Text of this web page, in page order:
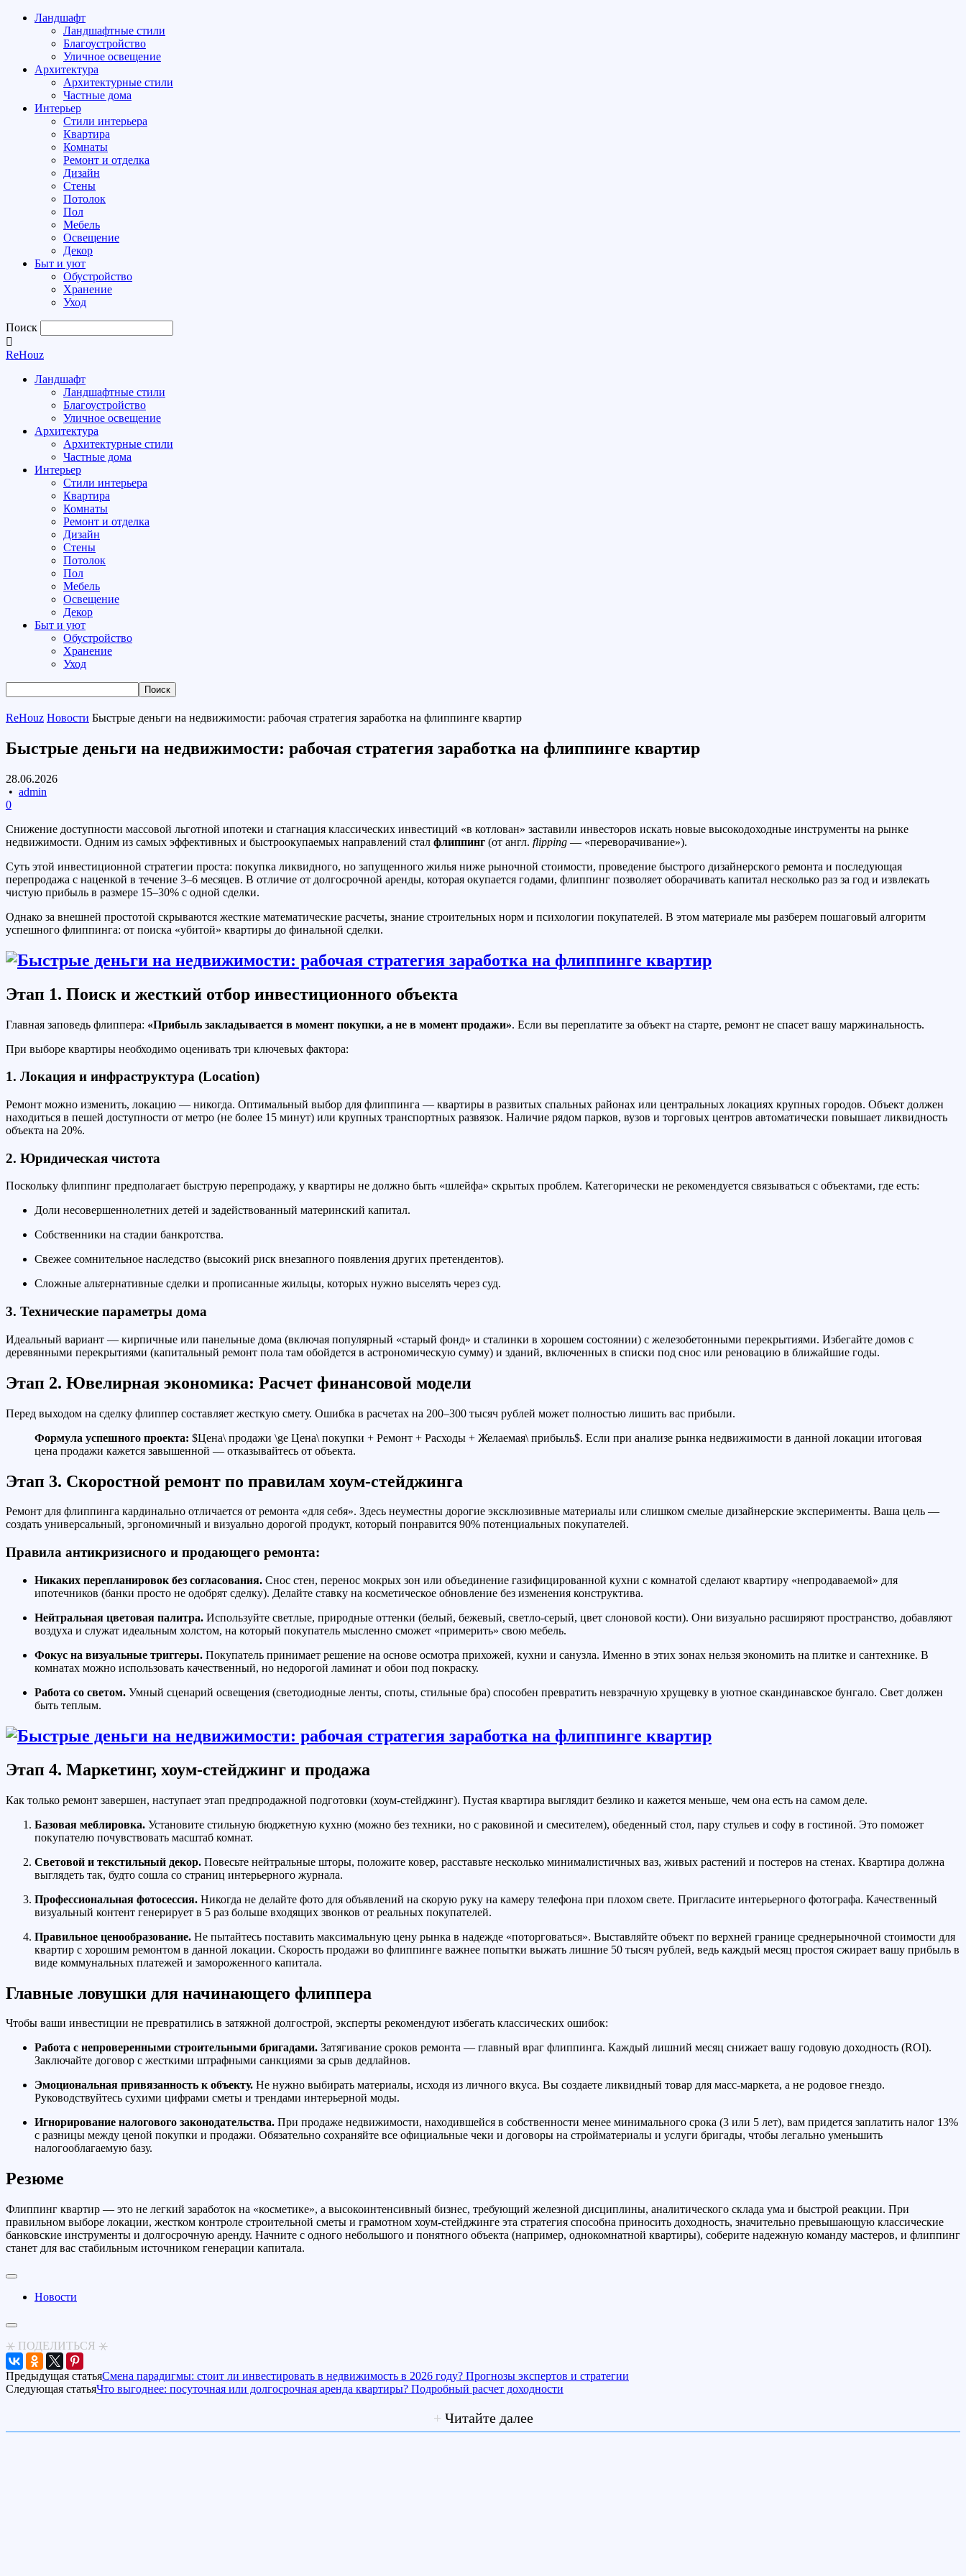
Ландшафт
Ландшафтные стили
Благоустройство
Уличное освещение
Архитектура
Архитектурные стили
Частные дома
Интерьер
Стили интерьера
Квартира
Комнаты
Ремонт и отделка
Дизайн
Стены
Потолок
Пол
Мебель
Освещение
Декор
Быт и уют
Обустройство
Хранение
Уход
Поиск
ReHouz
Ландшафт
Ландшафтные стили
Благоустройство
Уличное освещение
Архитектура
Архитектурные стили
Частные дома
Интерьер
Стили интерьера
Квартира
Комнаты
Ремонт и отделка
Дизайн
Стены
Потолок
Пол
Мебель
Освещение
Декор
Быт и уют
Обустройство
Хранение
Уход
ReHouz Новости Быстрые деньги на недвижимости: рабочая стратегия заработка на флиппинге квартир
Быстрые деньги на недвижимости: рабочая стратегия заработка на флиппинге квартир
28.06.2026
• admin
0
Снижение доступности массовой льготной ипотеки и стагнация классических инвестиций «в котлован» заставили инвесторов искать новые высокодоходные инструменты на рынке
недвижимости. Одним из самых эффективных и быстроокупаемых направлений стал флиппинг (от англ. flipping — «переворачивание»).
Суть этой инвестиционной стратегии проста: покупка ликвидного, но запущенного жилья ниже рыночной стоимости, проведение быстрого дизайнерского ремонта и последующая
перепродажа с наценкой в течение 3–6 месяцев. В отличие от долгосрочной аренды, которая окупается годами, флиппинг позволяет оборачивать капитал несколько раз за год и извлекать
чистую прибыль в размере 15–30% с одной сделки.
Однако за внешней простотой скрываются жесткие математические расчеты, знание строительных норм и психологии покупателей. В этом материале мы разберем пошаговый алгоритм
успешного флиппинга: от поиска «убитой» квартиры до финальной сделки.
Этап 1. Поиск и жесткий отбор инвестиционного объекта
Главная заповедь флиппера: «Прибыль закладывается в момент покупки, а не в момент продажи». Если вы переплатите за объект на старте, ремонт не спасет вашу маржинальность.
При выборе квартиры необходимо оценивать три ключевых фактора:
1. Локация и инфраструктура (Location)
Ремонт можно изменить, локацию — никогда. Оптимальный выбор для флиппинга — квартиры в развитых спальных районах или центральных локациях крупных городов. Объект должен
находиться в пешей доступности от метро (не более 15 минут) или крупных транспортных развязок. Наличие рядом парков, вузов и торговых центров автоматически повышает ликвидность
объекта на 20%.
2. Юридическая чистота
Поскольку флиппинг предполагает быструю перепродажу, у квартиры не должно быть «шлейфа» скрытых проблем. Категорически не рекомендуется связываться с объектами, где есть:
Доли несовершеннолетних детей и задействованный материнский капитал.
Собственники на стадии банкротства.
Свежее сомнительное наследство (высокий риск внезапного появления других претендентов).
Сложные альтернативные сделки и прописанные жильцы, которых нужно выселять через суд.
3. Технические параметры дома
Идеальный вариант — кирпичные или панельные дома (включая популярный «старый фонд» и сталинки в хорошем состоянии) с железобетонными перекрытиями. Избегайте домов с
деревянными перекрытиями (капитальный ремонт пола там обойдется в астрономическую сумму) и зданий, включенных в списки под снос или реновацию в ближайшие годы.
Этап 2. Ювелирная экономика: Расчет финансовой модели
Перед выходом на сделку флиппер составляет жесткую смету. Ошибка в расчетах на 200–300 тысяч рублей может полностью лишить вас прибыли.
Формула успешного проекта: $Цена\ продажи \ge Цена\ покупки + Ремонт + Расходы + Желаемая\ прибыль$. Если при анализе рынка недвижимости в данной локации итоговая
цена продажи кажется завышенной — отказывайтесь от объекта.
Этап 3. Скоростной ремонт по правилам хоум-стейджинга
Ремонт для флиппинга кардинально отличается от ремонта «для себя». Здесь неуместны дорогие эксклюзивные материалы или слишком смелые дизайнерские эксперименты. Ваша цель —
создать универсальный, эргономичный и визуально дорогой продукт, который понравится 90% потенциальных покупателей.
Правила антикризисного и продающего ремонта:
Никаких перепланировок без согласования. Снос стен, перенос мокрых зон или объединение газифицированной кухни с комнатой сделают квартиру «непродаваемой» для
ипотечников (банки просто не одобрят сделку). Делайте ставку на косметическое обновление без изменения конструктива.
Нейтральная цветовая палитра. Используйте светлые, природные оттенки (белый, бежевый, светло-серый, цвет слоновой кости). Они визуально расширяют пространство, добавляют
воздуха и служат идеальным холстом, на который покупатель мысленно сможет «примерить» свою мебель.
Фокус на визуальные триггеры. Покупатель принимает решение на основе осмотра прихожей, кухни и санузла. Именно в этих зонах нельзя экономить на плитке и сантехнике. В
комнатах можно использовать качественный, но недорогой ламинат и обои под покраску.
Работа со светом. Умный сценарий освещения (светодиодные ленты, споты, стильные бра) способен превратить невзрачную хрущевку в уютное скандинавское бунгало. Свет должен
быть теплым.
Этап 4. Маркетинг, хоум-стейджинг и продажа
Как только ремонт завершен, наступает этап предпродажной подготовки (хоум-стейджинг). Пустая квартира выглядит безлико и кажется меньше, чем она есть на самом деле.
Базовая меблировка. Установите стильную бюджетную кухню (можно без техники, но с раковиной и смесителем), обеденный стол, пару стульев и софу в гостиной. Это поможет
покупателю почувствовать масштаб комнат.
Световой и текстильный декор. Повесьте нейтральные шторы, положите ковер, расставьте несколько минималистичных ваз, живых растений и постеров на стенах. Квартира должна
выглядеть так, будто сошла со страниц интерьерного журнала.
Профессиональная фотосессия. Никогда не делайте фото для объявлений на скорую руку на камеру телефона при плохом свете. Пригласите интерьерного фотографа. Качественный
визуальный контент генерирует в 5 раз больше входящих звонков от реальных покупателей.
Правильное ценообразование. Не пытайтесь поставить максимальную цену рынка в надежде «поторговаться». Выставляйте объект по верхней границе среднерыночной стоимости для
квартир с хорошим ремонтом в данной локации. Скорость продажи во флиппинге важнее попытки выжать лишние 50 тысяч рублей, ведь каждый месяц простоя сжирает вашу прибыль в
виде коммунальных платежей и замороженного капитала.
Главные ловушки для начинающего флиппера
Чтобы ваши инвестиции не превратились в затяжной долгострой, эксперты рекомендуют избегать классических ошибок:
Работа с непроверенными строительными бригадами. Затягивание сроков ремонта — главный враг флиппинга. Каждый лишний месяц снижает вашу годовую доходность (ROI).
Заключайте договор с жесткими штрафными санкциями за срыв дедлайнов.
Эмоциональная привязанность к объекту. Не нужно выбирать материалы, исходя из личного вкуса. Вы создаете ликвидный товар для масс-маркета, а не родовое гнездо.
Руководствуйтесь сухими цифрами сметы и трендами интерьерной моды.
Игнорирование налогового законодательства. При продаже недвижимости, находившейся в собственности менее минимального срока (3 или 5 лет), вам придется заплатить налог 13%
с разницы между ценой покупки и продажи. Обязательно сохраняйте все официальные чеки и договоры на стройматериалы и услуги бригады, чтобы легально уменьшить
налогооблагаемую базу.
Резюме
Флиппинг квартир — это не легкий заработок на «косметике», а высокоинтенсивный бизнес, требующий железной дисциплины, аналитического склада ума и быстрой реакции. При
правильном выборе локации, жестком контроле строительной сметы и грамотном хоум-стейджинге эта стратегия способна приносить доходность, значительно превышающую классические
банковские инструменты и долгосрочную аренду. Начните с одного небольшого и понятного объекта (например, однокомнатной квартиры), соберите надежную команду мастеров, и флиппинг
станет для вас стабильным источником генерации капитала.
Новости
⚹ ПОДЕЛИТЬСЯ ⚹
Предыдущая статьяСмена парадигмы: стоит ли инвестировать в недвижимость в 2026 году? Прогнозы экспертов и стратегии
Следующая статьяЧто выгоднее: посуточная или долгосрочная аренда квартиры? Подробный расчет доходности
+ Читайте далее